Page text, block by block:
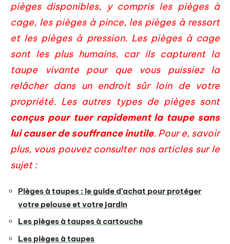
pièges disponibles, y compris les pièges à
cage, les pièges à pince, les pièges à ressort
et les pièges à pression. Les pièges à cage
sont les plus humains, car ils capturent la
taupe vivante pour que vous puissiez la
relâcher dans un endroit sûr loin de votre
propriété. Les autres types de pièges sont
conçus pour tuer rapidement la taupe sans
lui causer de souffrance inutile. Pour e, savoir
plus, vous pouvez consulter nos articles sur le
sujet :
Pièges à taupes : le guide d’achat pour protéger
votre pelouse et votre jardin
Les pièges à taupes à cartouche
Les pièges à taupes